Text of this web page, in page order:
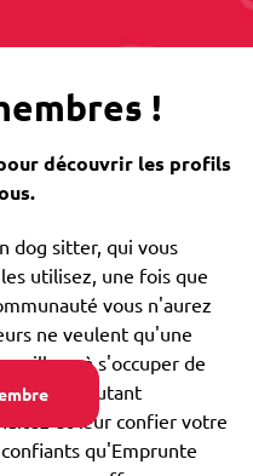
!
découvrir les profils
dog sitter, qui vous
utilisez, une fois que
vous n'aurez
ne veulent qu'une
à s'occuper de
autant
et leur confier votre
qu'Emprunte